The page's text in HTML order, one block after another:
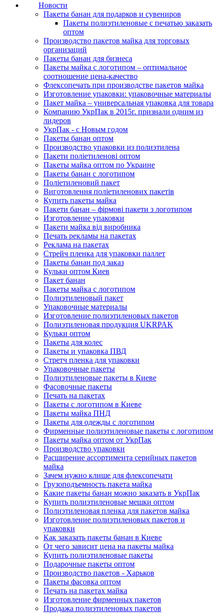
Новости
Пакеты банан для подарков и сувениров
Пакеты полиэтиленовые с печатью заказать
оптом
Производство пакетов майка для торговых
организаций
Пакеты банан для бизнеса
Пакеты майка с логотипом – оптимальное
соотношение цена-качество
Флексопечать при производстве пакетов майка
Изготовление упаковки: упаковочные материалы
Пакет майка – универсальная упаковка для товара
Компанию УкрПак в 2015г. признали одним из
лидеров
УкрПак - с Новым годом
Пакеты банан оптом
Производство упаковки из полиэтилена
Пакети поліетиленові оптом
Пакеты майка оптом по Украине
Пакеты банан с логотипом
Поліетиленовий пакет
Виготовлення поліетиленових пакетів
Купить пакеты майка
Пакети банан – фірмові пакети з логотипом
Изготовление упаковки
Пакети майка від виробника
Печать рекламы на пакетах
Реклама на пакетах
Стрейч пленка для упаковки паллет
Пакеты банан под заказ
Кульки оптом Киев
Пакет банан
Пакеты майка с логотипом
Полиэтиленовый пакет
Упаковочные материалы
Изготовление полиэтиленовых пакетов
Полиэтиленовая продукция UKRPAK
Кульки оптом
Пакеты для колес
Пакеты и упаковка ПВД
Стретч пленка для упаковки
Упаковочные пакеты
Полиэтиленовые пакеты в Киеве
Фасовочные пакеты
Печать на пакетах
Пакеты с логотипом в Киеве
Пакеты майка ПНД
Пакеты для одежды с логотипом
Фирменные полиэтиленовые пакеты с логотипом
Пакеты майка оптом от УкрПак
Производство упаковки
Расширение ассортимента серийных пакетов
майка
Зачем нужно клише для флексопечати
Грузоподъемность пакета майка
Какие пакеты банан можно заказать в УкрПак
Купить полиэтиленовые мешки оптом
Полиэтиленовая пленка для пакетов майка
Изготовление полиэтиленовых пакетов и
упаковки
Как заказать пакеты банан в Киеве
От чего зависит цена на пакеты майка
Купить полиэтиленовые пакеты
Подарочные пакеты оптом
Производство пакетов - Харьков
Пакеты фасовка оптом
Печать на пакетах майка
Изготовление фирменных пакетов
Продажа полиэтиленовых пакетов